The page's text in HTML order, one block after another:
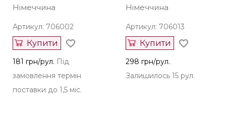
Німеччина
Артикул: 706002
Купити
181 грн/рул. Під
замовлення термін
поставки до 1,5 міс.
Німеччина
Артикул: 706013
Купити
298 грн/рул.
Залишилось 15 рул.